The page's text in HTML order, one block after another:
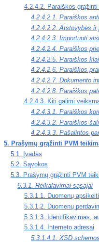
4.2.4.2. Paraiškos
4.2.4.2.1. Paraiškos
4.2.4.2.2. Atstovybės ir
4.2.4.2.3. Importuoti
4.2.4.2.4. Paraiškos
4.2.4.2.5. Paraiškos
4.2.4.2.6. Paraiškos
4.2.4.2.7. Dokumento
4.2.4.2.8. Paraiškos
4.2.4.3. Kiti galimi
4.2.4.3.1. Paraiškos
4.2.4.3.2. Paraiškos
4.2.4.3.3. Pašalintos
5. Prašymų grąžinti PVM
5.1. Įvadas
5.2. Sąvokos
5.3. Prašymų grąžinti PVM
5.3.1. Reikalavimai sąsajai
5.3.1.1. Duomenų
5.3.1.2. Duomenų
5.3.1.3. Identifikavimas,
5.3.1.4. Interneto adresai
5.3.1.4.1. XSD schemos